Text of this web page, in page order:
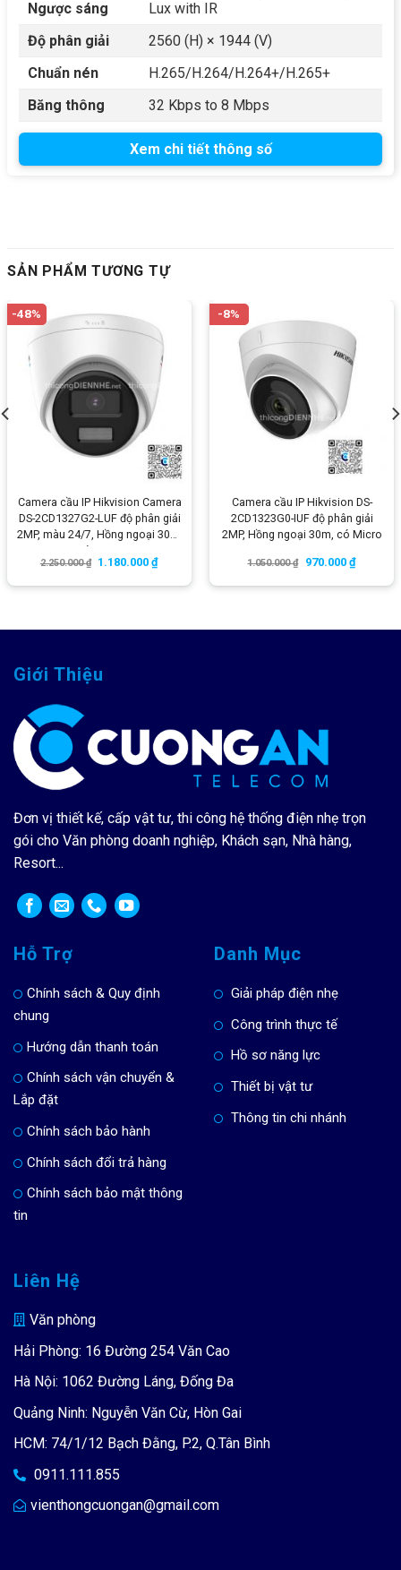
Ngược sáng
Lux with IR
Độ phân giải
2560 (H) × 1944 (V)
Chuẩn nén
H.265/H.264/H.264+/H.265+
Băng thông
32 Kbps to 8 Mbps
Xem chi tiết thông số
SẢN PHẨM TƯƠNG TỰ
-48%
Camera cầu IP Hikvision Camera
DS-2CD1327G2-LUF độ phân giải
2MP, màu 24/7, Hồng ngoại 30m,
có micro
2.250.000₫ 1.180.000₫
-8%
Camera cầu IP Hikvision DS-
2CD1323G0-IUF độ phân giải
2MP, Hồng ngoại 30m, có Micro
1.050.000₫ 970.000 ₫
Giới Thiệu
Đơn vị thiết kế, cấp vật tư, thi công hệ thống điện nhẹ trọn
gói cho Văn phòng doanh nghiệp, Khách sạn, Nhà hàng,
Resort...
Hỗ Trợ
Chính sách & Quy định
chung
Hướng dẫn thanh toán
Chính sách vận chuyển &
Lắp đặt
Chính sách bảo hành
Chính sách đổi trả hàng
Chính sách bảo mật thông
tin
Danh Mục
Giải pháp điện nhẹ
Công trình thực tế
Hồ sơ năng lực
Thiết bị vật tư
Thông tin chi nhánh
Liên Hệ
Văn phòng
Hải Phòng: 16 Đường 254 Văn Cao
Hà Nội: 1062 Đường Láng, Đống Đa
Quảng Ninh: Nguyễn Văn Cừ, Hòn Gai
HCM: 74/1/12 Bạch Đằng, P.2, Q.Tân Bình
0911.111.855
vienthongcuongan@gmail.com